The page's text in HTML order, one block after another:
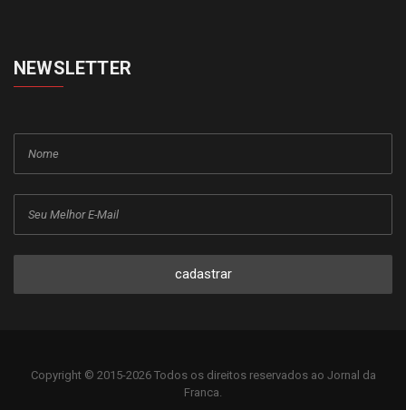
NEWSLETTER
cadastrar
Copyright © 2015-2026 Todos os direitos reservados ao Jornal da
Franca.